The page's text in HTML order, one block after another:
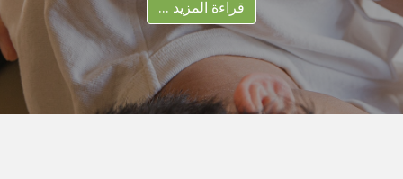
قراءة المزيد ...